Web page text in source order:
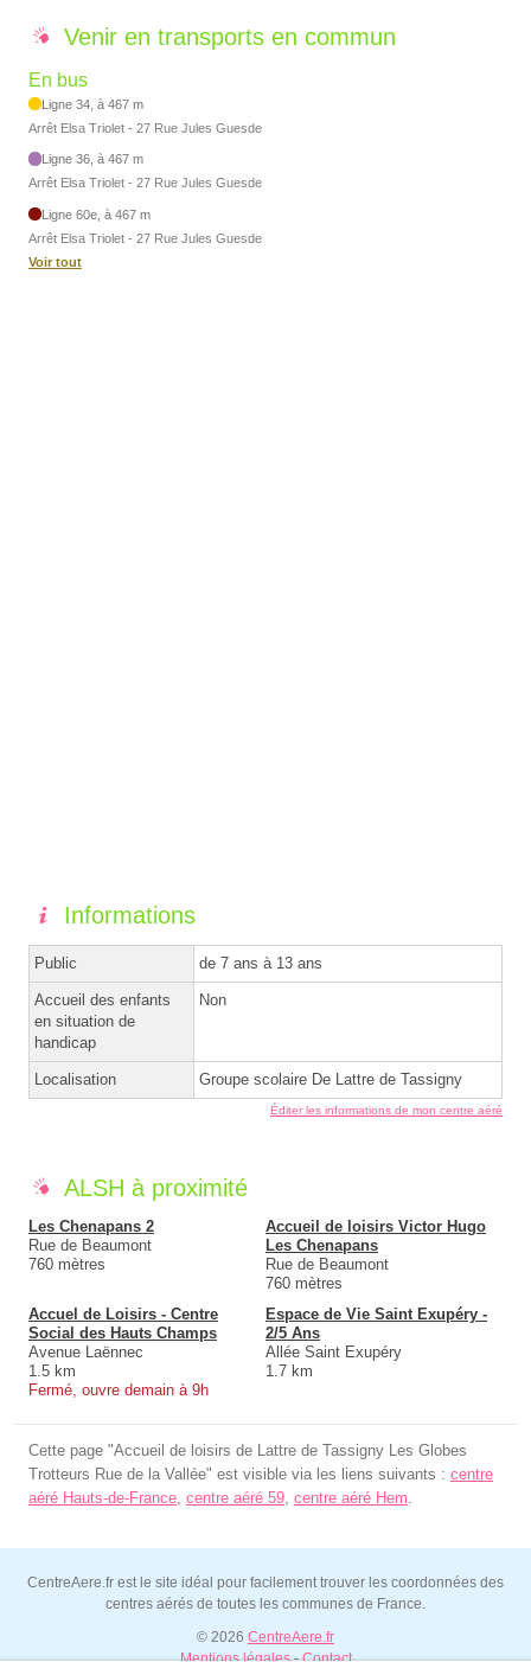
Venir en transports en commun
En bus
Ligne 34, à 467 m
Arrêt Elsa Triolet - 27 Rue Jules Guesde
Ligne 36, à 467 m
Arrêt Elsa Triolet - 27 Rue Jules Guesde
Ligne 60e, à 467 m
Arrêt Elsa Triolet - 27 Rue Jules Guesde
Voir tout
Informations
Public de 7 ans à 13 ans
Accueil des enfants
en situation de
handicap
Non
Localisation Groupe scolaire De Lattre de Tassigny
Éditer les informations de mon centre aéré
ALSH à proximité
Les Chenapans 2
Rue de Beaumont
760 mètres
Accueil de loisirs Victor Hugo
Les Chenapans
Rue de Beaumont
760 mètres
Accuel de Loisirs - Centre
Social des Hauts Champs
Avenue Laënnec
1.5 km
Fermé, ouvre demain à 9h
Espace de Vie Saint Exupéry -
2/5 Ans
Allée Saint Exupéry
1.7 km
Cette page "Accueil de loisirs de Lattre de Tassigny Les Globes
Trotteurs Rue de la Vallée" est visible via les liens suivants : centre
aéré Hauts-de-France centre aéré 59 centre aéré Hem
CentreAere.fr est le site idéal pour facilement trouver les coordonnées des
centres aérés de toutes les communes de France.
© 2026 CentreAere.fr
Mentions légales-Contact